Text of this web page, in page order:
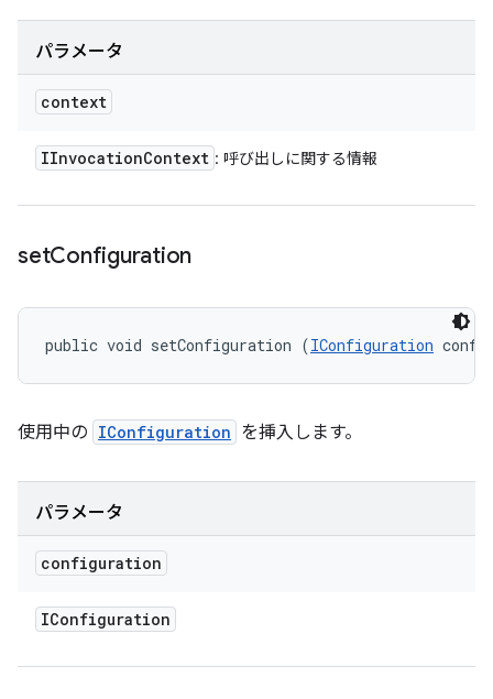
パラメータ
context
IInvocationContext : 呼び出しに関する情報
setConfiguration
public void setConfiguration (IConfiguration
使用中の IConfiguration を挿入します。
パラメータ
configuration
IConfiguration